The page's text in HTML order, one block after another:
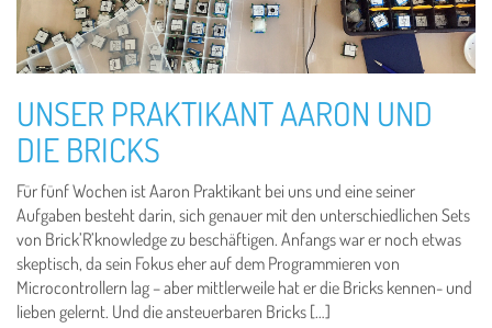
UNSER PRAKTIKANT AARON UND
DIE BRICKS
Für fünf Wochen ist Aaron Praktikant bei uns und eine seiner
Aufgaben besteht darin, sich genauer mit den unterschiedlichen Sets
von Brick’R’knowledge zu beschäftigen. Anfangs war er noch etwas
skeptisch, da sein Fokus eher auf dem Programmieren von
Microcontrollern lag – aber mittlerweile hat er die Bricks kennen- und
lieben gelernt. Und die ansteuerbaren Bricks […]